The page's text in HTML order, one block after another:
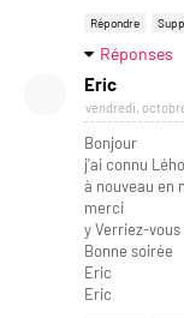
Répondre
Réponses
Eric
vendredi, octobre
Bonjour
j'ai connu
à nouveau en
merci
y Verriez-
Bonne soirée
Eric
Eric